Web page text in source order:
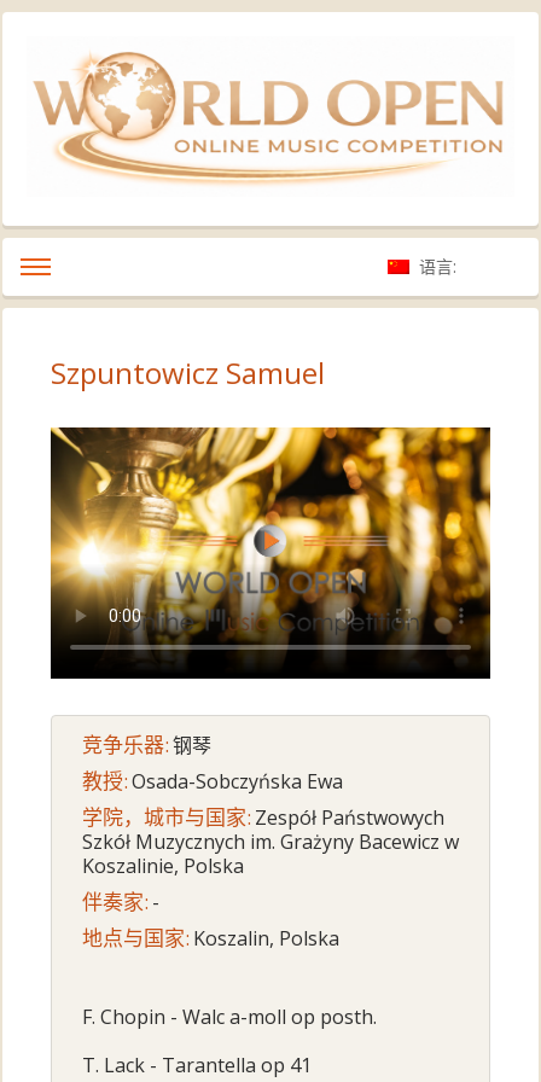
语言:
Szpuntowicz Samuel
竞争乐器:钢琴
教授:Osada-Sobczyńska Ewa
学院，城市与国家: Zespół Państwowych
Szkół Muzycznych im. Grażyny Bacewicz w
Koszalinie, Polska
伴奏家: -
地点与国家: Koszalin, Polska
F. Chopin - Walc a-moll op posth.
T. Lack - Tarantella op 41